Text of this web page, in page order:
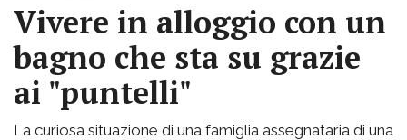
Vivere in alloggio con un
bagno che sta su grazie
ai "puntelli"
La curiosa situazione di una famiglia assegnataria di una